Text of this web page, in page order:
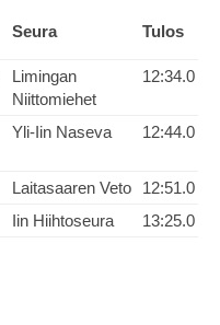
Seura Tulos
Limingan
Niittomiehet
12:34.0
Yli-Iin Naseva 12:44.0
Laitasaaren Veto
12:51.0
Iin Hiihtoseura 13:25.0